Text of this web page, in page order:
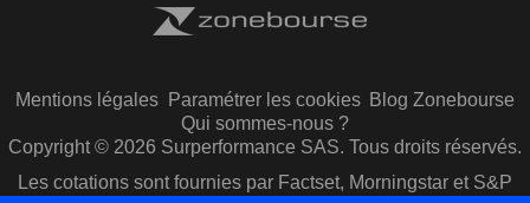
Mentions légales Paramétrer les cookies Blog Zonebourse
Qui sommes-nous ?
Copyright © 2026 Surperformance SAS. Tous droits réservés.
Les cotations sont fournies par Factset, Morningstar et S&P